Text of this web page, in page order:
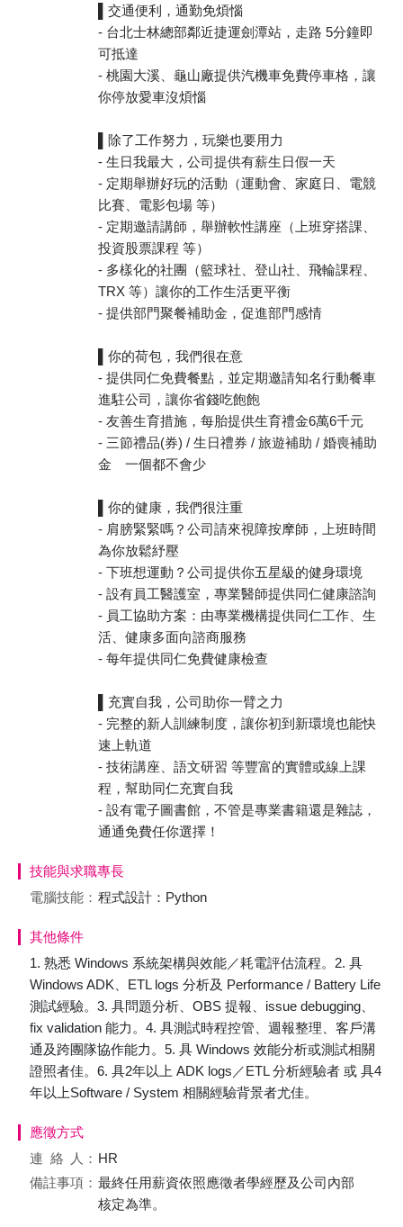
▌交通便利，通勤免煩惱
- 台北士林總部鄰近捷運劍潭站，走路 5分鐘即
可抵達
- 桃園大溪、龜山廠提供汽機車免費停車格，讓
你停放愛車沒煩惱
▌除了工作努力，玩樂也要用力
- 生日我最大，公司提供有薪生日假一天
- 定期舉辦好玩的活動（運動會、家庭日、電競
比賽、電影包場 等）
- 定期邀請講師，舉辦軟性講座（上班穿搭課、
投資股票課程 等）
- 多樣化的社團（籃球社、登山社、飛輪課程、
TRX 等）讓你的工作生活更平衡
- 提供部門聚餐補助金，促進部門感情
▌你的荷包，我們很在意
- 提供同仁免費餐點，並定期邀請知名行動餐車
進駐公司，讓你省錢吃飽飽
- 友善生育措施，每胎提供生育禮金6萬6千元
- 三節禮品(券) / 生日禮券 / 旅遊補助 / 婚喪補助
金 一個都不會少
▌你的健康，我們很注重
- 肩膀緊緊嗎？公司請來視障按摩師，上班時間
為你放鬆紓壓
- 下班想運動？公司提供你五星級的健身環境
- 設有員工醫護室，專業醫師提供同仁健康諮詢
- 員工協助方案：由專業機構提供同仁工作、生
活、健康多面向諮商服務
- 每年提供同仁免費健康檢查
▌充實自我，公司助你一臂之力
- 完整的新人訓練制度，讓你初到新環境也能快
速上軌道
- 技術講座、語文研習 等豐富的實體或線上課
程，幫助同仁充實自我
- 設有電子圖書館，不管是專業書籍還是雜誌，
通通免費任你選擇！
技能與求職專長
電腦技能： 程式設計：Python
其他條件
1. 熟悉 Windows 系統架構與效能／耗電評估流程。2. 具
Windows ADK、ETL logs 分析及 Performance / Battery Life
測試經驗。3. 具問題分析、OBS 提報、issue debugging、
fix validation 能力。4. 具測試時程控管、週報整理、客戶溝
通及跨團隊協作能力。5. 具 Windows 效能分析或測試相關
證照者佳。6. 具2年以上 ADK logs／ETL 分析經驗者 或 具4
年以上Software / System 相關經驗背景者尤佳。
應徵方式
連絡
人： HR
備註事項： 最終任用薪資依照應徵者學經歷及公司內部
核定為準。